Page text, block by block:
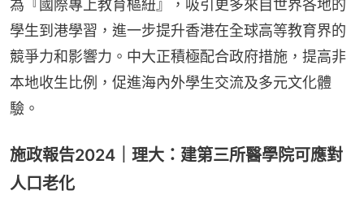
為『國際專上教育樞紐』，吸引更多來自世界各地的
學生到港學習，進一步提升香港在全球高等教育界的
競爭力和影響力。中大正積極配合政府措施，提高非
本地收生比例，促進海內外學生交流及多元文化體
驗。
施政報告2024｜理大：建第三所醫學院可應對
人口老化